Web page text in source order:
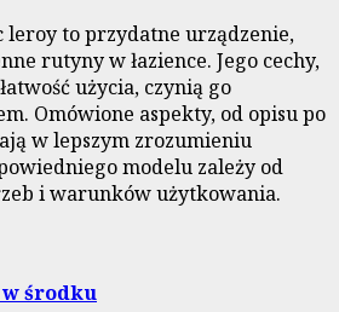
leroy to przydatne urządzenie,
rutyny w łazience. Jego cechy,
użycia, czynią go
Omówione aspekty, od opisu po
w lepszym zrozumieniu
modelu zależy od
i warunków użytkowania.
środku